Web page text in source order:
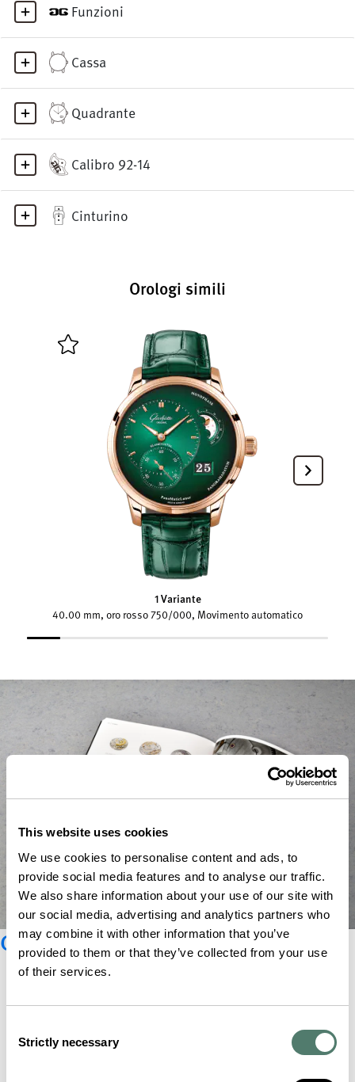
This website uses cookies
We use cookies to personalise content and ads, to
provide social media features and to analyse our traffic.
We also share information about your use of our site with
our social media, advertising and analytics partners who
may combine it with other information that you’ve
provided to them or that they’ve collected from your use
of their services.
Selection
Strictly necessary
Funzioni
Cassa
Quadrante
Calibro 92-14
Cinturino
Orologi simili
1 Variante
40.00 mm, oro rosso 750/000, Movimento automatico
Catalogo Glashütte Original